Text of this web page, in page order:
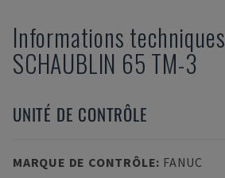
Informations techniques
SCHAUBLIN 65 TM-3
UNITÉ DE CONTRÔLE
MARQUE DE CONTRÔLE: FANUC